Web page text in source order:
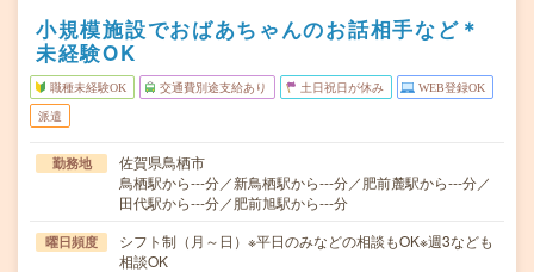
小規模施設でおばあちゃんのお話相手など＊
未経験OK
職種未経験OK 交通費別途支給あり 土日祝日が休み WEB登録OK
派遣
勤務地
佐賀県鳥栖市
鳥栖駅から---分／新鳥栖駅から---分／肥前麓駅から---分／
田代駅から---分／肥前旭駅から---分
曜日頻度
シフト制（月～日）※平日のみなどの相談もOK※週3なども
相談OK